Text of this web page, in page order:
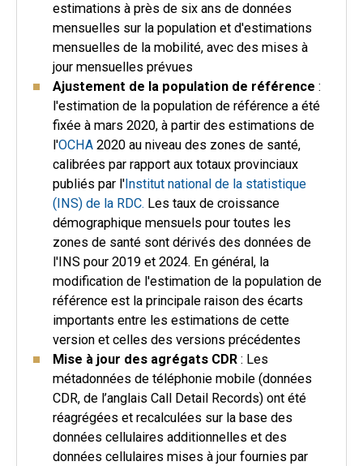
estimations à près de six ans de données
mensuelles sur la population et d'estimations
mensuelles de la mobilité, avec des mises à
jour mensuelles prévues
Ajustement de la population de référence :
l'estimation de la population de référence a été
fixée à mars 2020, à partir des estimations de
l'OCHA 2020 au niveau des zones de santé,
calibrées par rapport aux totaux provinciaux
publiés par l' Institut national de la statistique
(INS) de la RDC. Les taux de croissance
démographique mensuels pour toutes les
zones de santé sont dérivés des données de
l'INS pour 2019 et 2024. En général, la
modification de l'estimation de la population de
référence est la principale raison des écarts
importants entre les estimations de cette
version et celles des versions précédentes
Mise à jour des agrégats CDR : Les
métadonnées de téléphonie mobile (données
CDR, de l’anglais Call Detail Records) ont été
réagrégées et recalculées sur la base des
données cellulaires additionnelles et des
données cellulaires mises à jour fournies par